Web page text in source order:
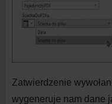
Zatwierdzenie
wygeneruje nam dane